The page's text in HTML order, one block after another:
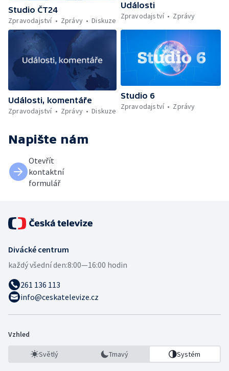
Studio ČT24
Zpravodajství
Zprávy Diskuze
Události
Zpravodajství
Zprávy
Události, komentáře
Zpravodajství
Zprávy Diskuze
Studio 6
Zpravodajství
Zprávy
Napište nám
Otevřít
kontaktní
formulář
Divácké centrum
každý všední den:8:00—16:00 hodin
261 136 113
info@ceskatelevize.cz
Vzhled
Světlý Tmavý Systém